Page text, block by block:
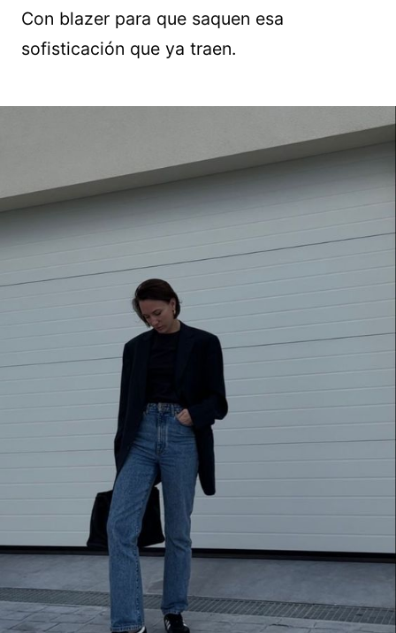
Con blazer para que saquen esa
sofisticación que ya traen.